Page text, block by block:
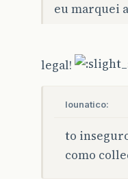
eu marquei
legal!
lounatico:
to
como